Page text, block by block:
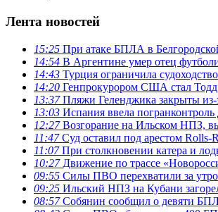
Лента новостей
15:25 При атаке БПЛА в
14:54 В Аргентине умер отец
14:43 Турция ограничила
14:20 Генпрокурором США стал
13:37Пляжи Геленджика закрыты
13:03 Испания ввела погранконтроль
12:27Возгорание на Ильском НПЗ,
11:47Суд оставил под арестом Rolls-
11:07При столкновении катера и
10:27Движение по трассе
09:55 Силы ПВО перехватили за
09:25 Ильский НПЗ на Кубани
08:57Собянин сообщил о девяти